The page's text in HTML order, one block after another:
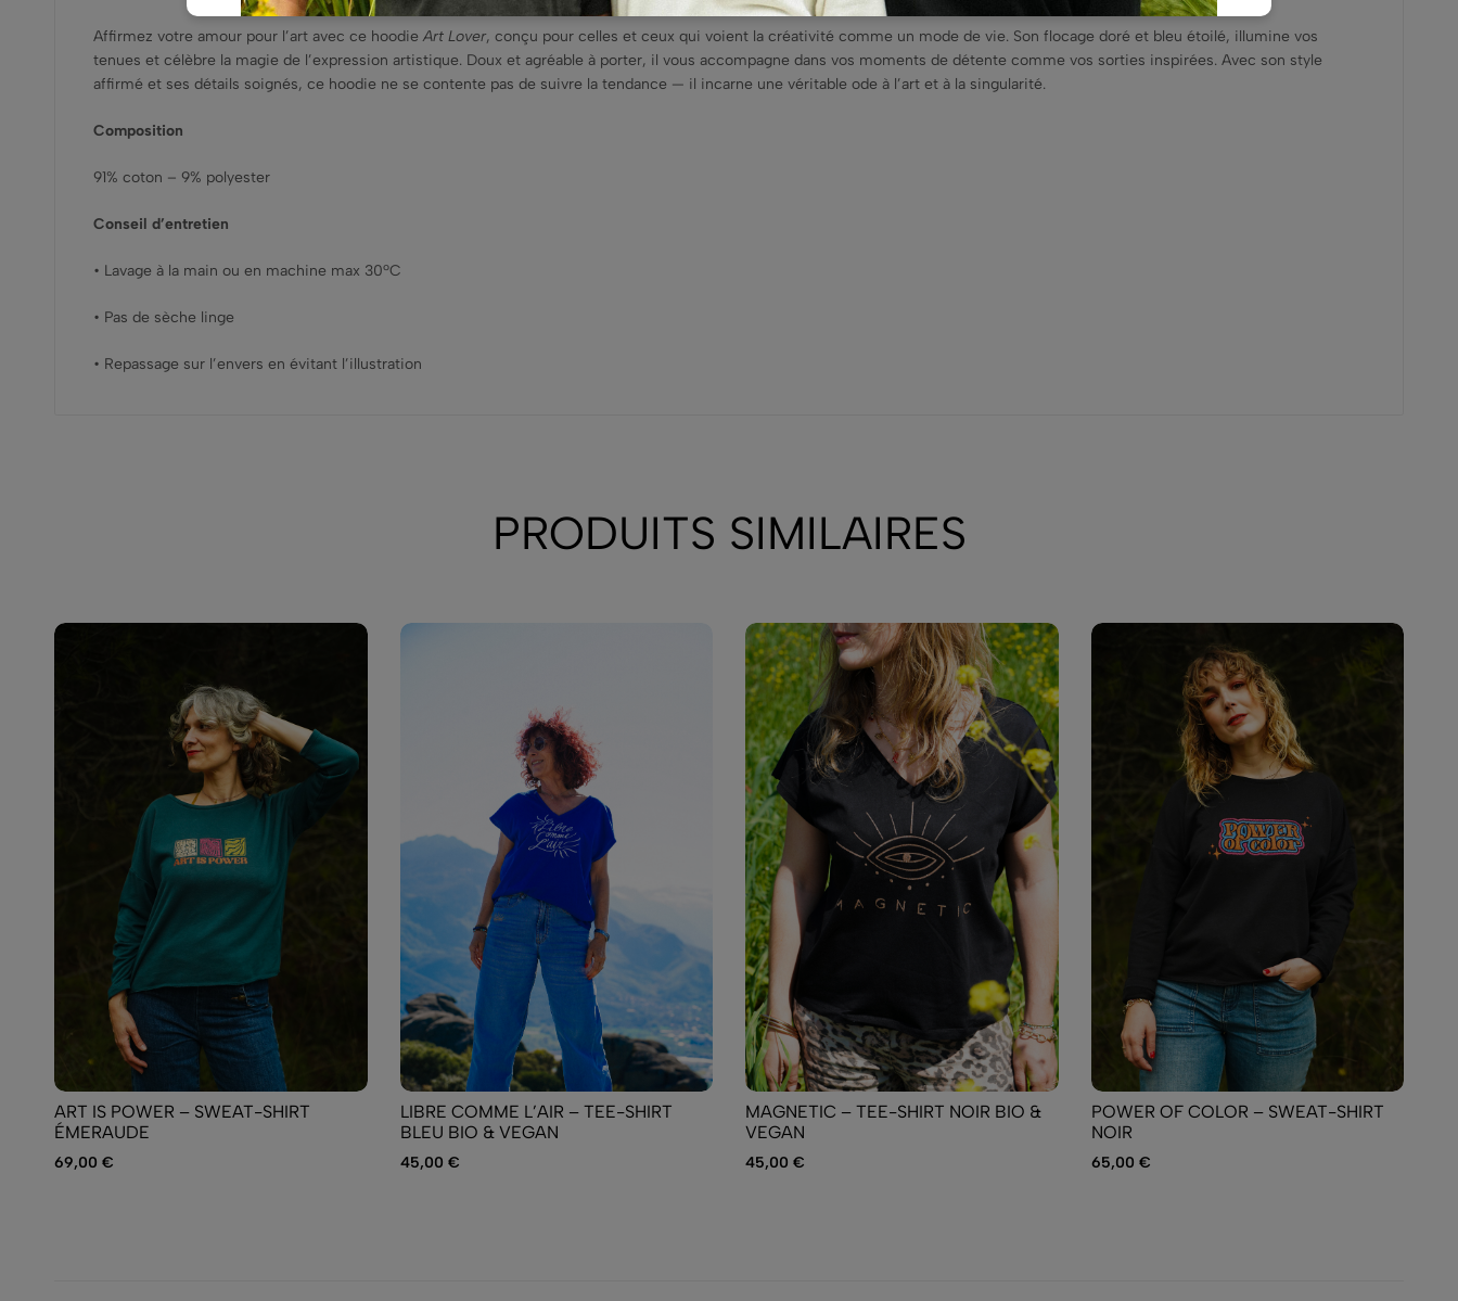
Affirmez votre amour pour l’art avec ce hoodieArt Lover, conçu pour celles et ceux qui voient la créativité comme un mode de vie. Son flocage doré et bleu étoilé, illumine vos
tenues et célèbre la magie de l’expression artistique. Doux et agréable à porter, il vous accompagne dans vos moments de détente comme vos sorties inspirées. Avec son style
affirmé et ses détails soignés, ce hoodie ne se contente pas de suivre la tendance — il incarne une véritable ode à l’art et à la singularité.
Composition
91% coton – 9% polyester
Conseil d’entretien
• Lavage à la main ou en machine max 30ºC
• Pas de sèche linge
• Repassage sur l’envers en évitant l’illustration
PRODUITS SIMILAIRES
ART IS POWER – SWEAT-SHIRT
ÉMERAUDE
69,00 €
LIBRE COMME L’AIR – TEE-SHIRT
BLEU BIO & VEGAN
45,00 €
MAGNETIC – TEE-SHIRT NOIR BIO &
VEGAN
45,00 €
POWER OF COLOR – SWEAT-SHIRT
NOIR
65,00 €